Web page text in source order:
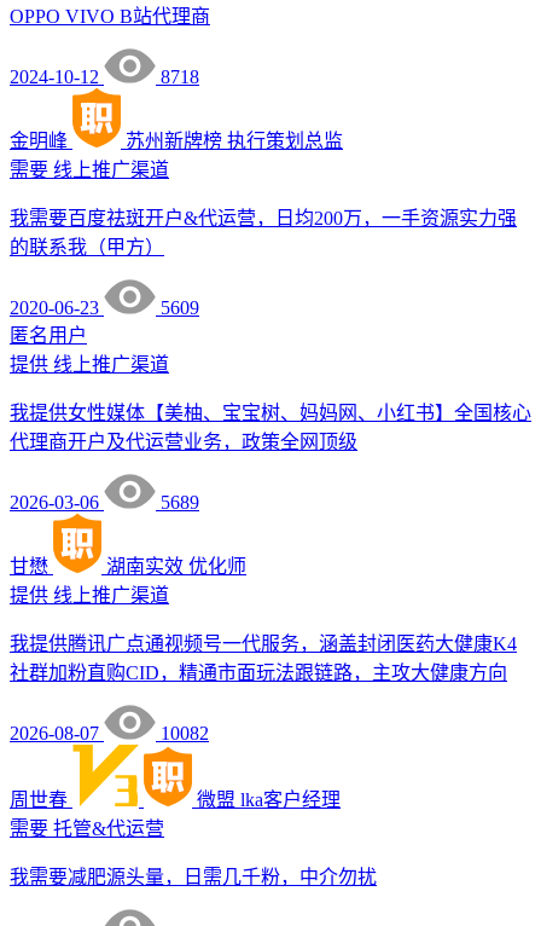
OPPO VIVO B站代理商
2024-10-12 8718
金明峰 苏州新牌榜 执行策划总监
需要 线上推广渠道
我需要百度祛斑开户&代运营，日均200万，一手资源实力强
的联系我（甲方）
2020-06-23
5609
匿名用户
提供 线上推广渠道
我提供女性媒体【美柚、宝宝树、妈妈网、小红书】全国核心
代理商开户及代运营业务，政策全网顶级
2026-03-06 5689
甘懋 湖南实效 优化师
提供 线上推广渠道
我提供腾讯广点通视频号一代服务，涵盖封闭医药大健康K4
社群加粉直购CID，精通市面玩法跟链路，主攻大健康方向
2026-08-07 10082
周世春 微盟 lka客户经理
需要 托管&代运营
我需要减肥源头量，日需几千粉，中介勿扰